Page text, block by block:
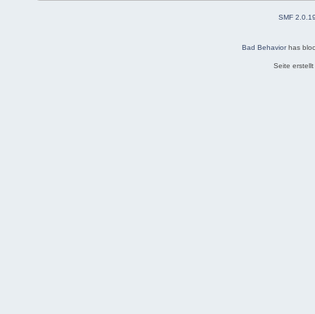
SMF
Bad Behaviorhas
Seite